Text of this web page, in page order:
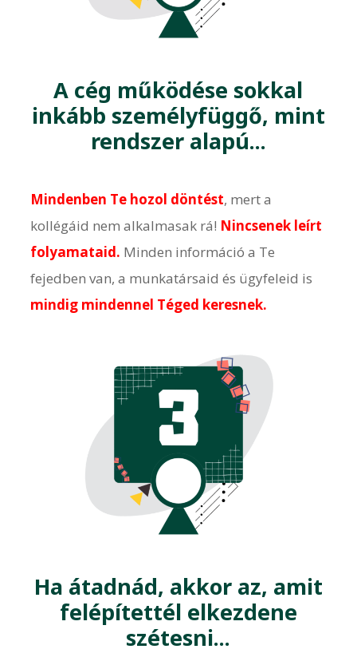
A cég működése sokkal
inkább személyfüggő, mint
rendszer alapú...
Mindenben Te hozol döntést, mert a
kollégáid nem alkalmasak rá! Nincsenek leírt
folyamataid. Minden információ a Te
fejedben van, a munkatársaid és ügyfeleid is
mindig mindennel Téged keresnek.
Ha átadnád, akkor az, amit
felépítettél elkezdene
szétesni...